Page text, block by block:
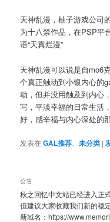
天神乱漫，柚子游戏公司
为十八禁作品，在PSP平
语“天真烂漫”
天神乱漫可以说是自mo6
个真正触动到小银内心的
动，但并没用触及到内心
写，平淡幸福的日常生活
好，感辛福与内心深处的
发表在GAL推荐 、未分类 |
公告
秋之回忆中文站已经进入正
但建议大家收藏我们新的稳
新域名：https://